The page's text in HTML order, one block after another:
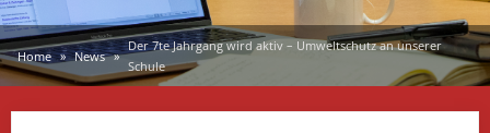
Home News
Der 7te Jahrgang wird aktiv – Umweltschutz an unserer
Schule